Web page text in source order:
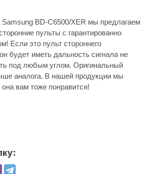
BD-C6500/XER мы предлагаем
пульты с гарантированно
Если это пульт стороннего
будет иметь дальность сигнала не
под любым углом. Оригинальный
аналога. В нашей продукции мы
вам тоже понравится!